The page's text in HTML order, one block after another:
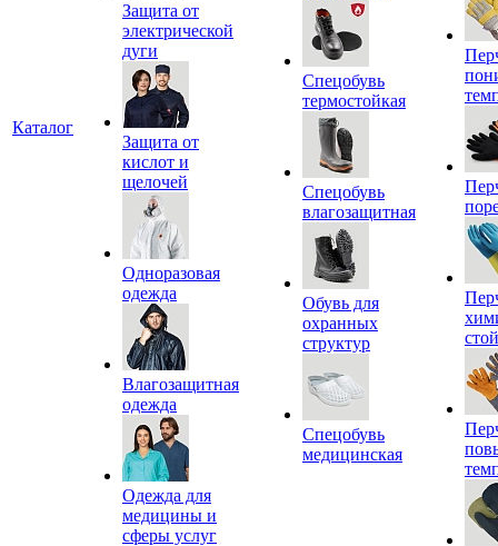
Каталог
Защита от
электрической
дуги
Защита от
кислот и
щелочей
Одноразовая
одежда
Влагозащитная
одежда
Одежда для
медицины и
сферы услуг
Спецобувь
термостойкая
Спецобувь
влагозащитная
Обувь для
охранных
структур
Спецобувь
медицинская